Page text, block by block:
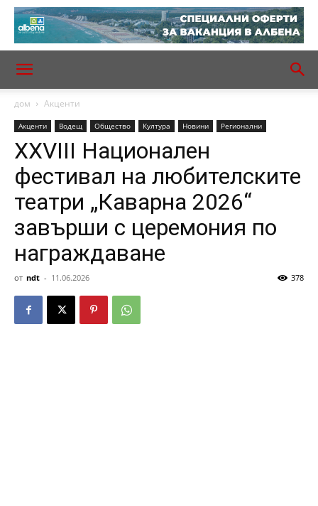
дом Акценти
Акценти Водещ Общество Култура Новини Регионални
XXVIII Национален
фестивал на любителските
театри „Каварна 2026“
завърши с церемония по
награждаване
от ndt - 11.06.2026 378